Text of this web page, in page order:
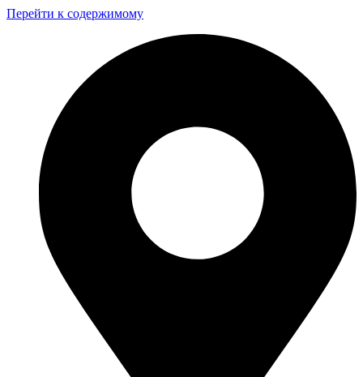
Перейти к содержимому